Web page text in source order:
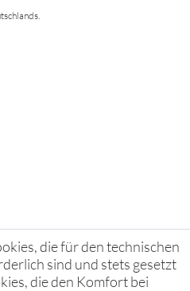
die für den technischen
sind und stets gesetzt
die den Komfort bei